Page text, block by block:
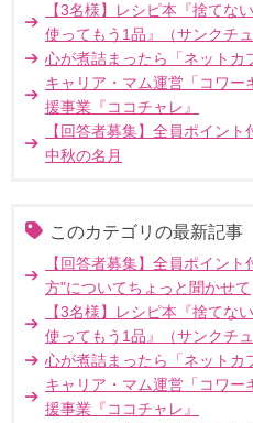
【3名様】レシピ本『捨て
使ってもう1品』（サンクチュ
心が煮詰まったら「ネットカ
キャリア・マム運営「コワー
援事業『ココチャレ』
【回答者募集】全員ポイン
中秋の名月
このカテゴリの最新記事
【回答者募集】全員ポイン
方"についてちょっと聞かせて
【3名様】レシピ本『捨て
使ってもう1品』（サンクチュ
心が煮詰まったら「ネットカ
キャリア・マム運営「コワー
援事業『ココチャレ』